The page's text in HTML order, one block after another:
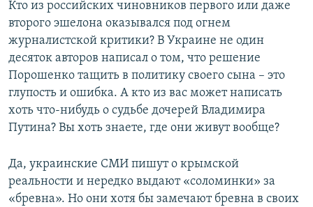
Кто из российских чиновников первого или даже
второго эшелона оказывался под огнем
журналистской критики? В Украине не один
десяток авторов написал о том, что решение
Порошенко тащить в политику своего сына – это
глупость и ошибка. А кто из вас может написать
хоть что-нибудь о судьбе дочерей Владимира
Путина? Вы хоть знаете, где они живут вообще?
Да, украинские СМИ пишут о крымской
реальности и нередко выдают «соломинки» за
«бревна». Но они хотя бы замечают бревна в своих